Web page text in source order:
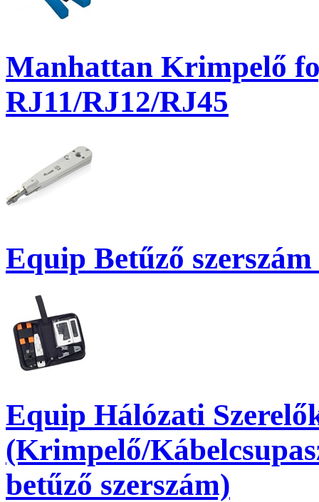
Manhattan Krimpelő
RJ11/RJ12/RJ45
Equip Betűző szerszám
Equip Hálózati
(Krimpelő/
betűző szerszám)